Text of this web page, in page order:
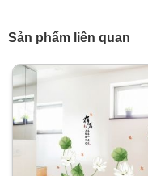
Sản phẩm liên quan